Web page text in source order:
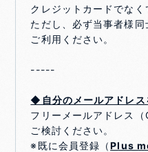
クレジットカードでなく
ただし、必ず当事者様
ご利用ください。
-----
◆自分のメールアドレス
フリーメールアドレス
ご検討ください。
※既に会員登録（Plus